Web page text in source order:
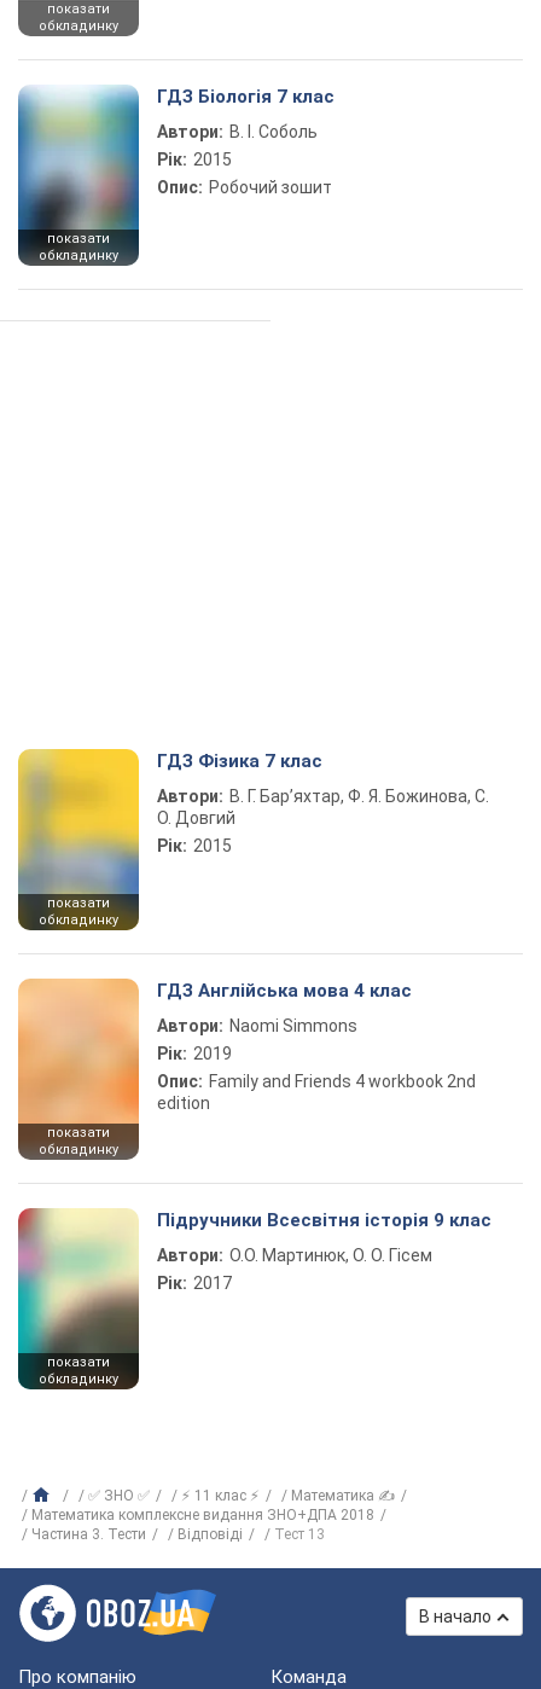
показати
обкладинку
показати
обкладинку
ГДЗ Біологія 7 клас
Автори: В. І. Соболь
Рік: 2015
Опис: Робочий зошит
показати
обкладинку
ГДЗ Фізика 7 клас
Автори: В. Г. Бар’яхтар, Ф. Я. Божинова, С.
О. Довгий
Рік: 2015
показати
обкладинку
ГДЗ Англійська мова 4 клас
Автори: Naomi Simmons
Рік: 2019
Опис: Family and Friends 4 workbook 2nd
edition
показати
обкладинку
Підручники Всесвітня історія 9 клас
Автори: О.О. Мартинюк, О. О. Гісем
Рік: 2017
✅ ЗНО ✅ ⚡ 11 клас ⚡
Математика ✍
Математика комплексне видання ЗНО+ДПА 2018
Частина 3. Тести
Відповіді Тест 13
В начало
Про компанію Команда